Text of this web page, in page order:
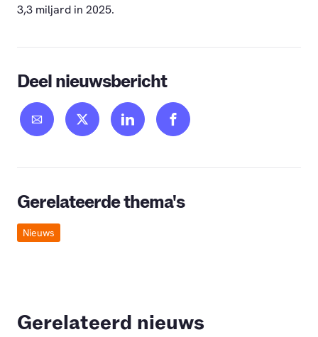
3,3 miljard in 2025.
Deel nieuwsbericht
Gerelateerde thema's
Nieuws
Gerelateerd nieuws